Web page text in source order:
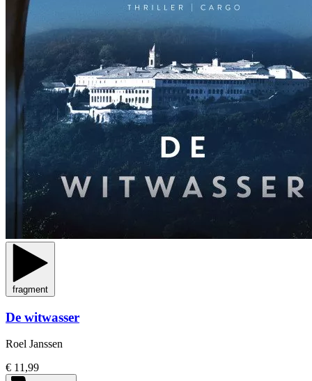
fragment
De witwasser
Roel Janssen
€ 11,99